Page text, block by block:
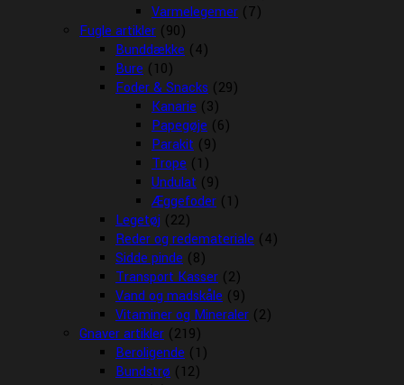
Varmelegemer (7)
Fugle artikler (90)
Bunddække (4)
Bure (10)
Foder & Snacks (29)
Kanarie (3)
Papegøje (6)
Parakit (9)
Trope (1)
Undulat (9)
Æggefoder (1)
Legetøj (22)
Reder og redemateriale (4)
Sidde pinde (8)
Transport Kasser (2)
Vand og madskåle (9)
Vitaminer og Mineraler (2)
Gnaver artikler (219)
Beroligende (1)
Bundstrø (12)